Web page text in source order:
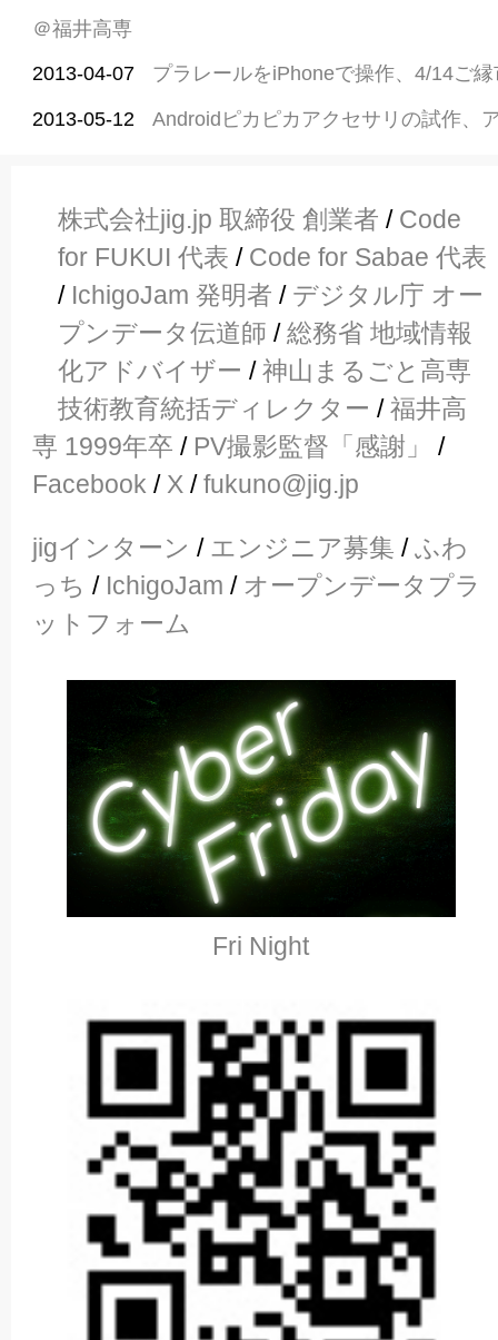
＠福井高専
2013-04-07 プラレールをiPhoneで操作、4/14ご
2013-05-12 Androidピカピカアクセサリの試作、
株式会社jig.jp 取締役 創業者 / Code
for FUKUI 代表 / Code for Sabae 代表
/ IchigoJam 発明者 / デジタル庁 オー
プンデータ伝道師 /総務省 地域情報
化アドバイザー /神山まるごと高専
技術教育統括ディレクター /福井高
専 1999年卒 / PV撮影監督「感謝」
/
Facebook / X /fukuno@jig.jp
jigインターン / エンジニア募集 /ふわ
っち / IchigoJam / オープンデータプラ
ットフォーム
Fri Night